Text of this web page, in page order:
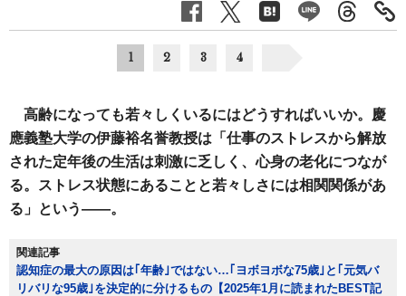
1 2 3 4
高齢になっても若々しくいるにはどうすればいいか。慶
應義塾大学の伊藤裕名誉教授は「仕事のストレスから解放
された定年後の生活は刺激に乏しく、心身の老化につなが
る。ストレス状態にあることと若々しさには相関関係があ
る」という――。
関連記事
認知症の最大の原因は｢年齢｣ではない…｢ヨボヨボな75歳｣と｢元気バ
リバリな95歳｣を決定的に分けるもの【2025年1月に読まれたBEST記